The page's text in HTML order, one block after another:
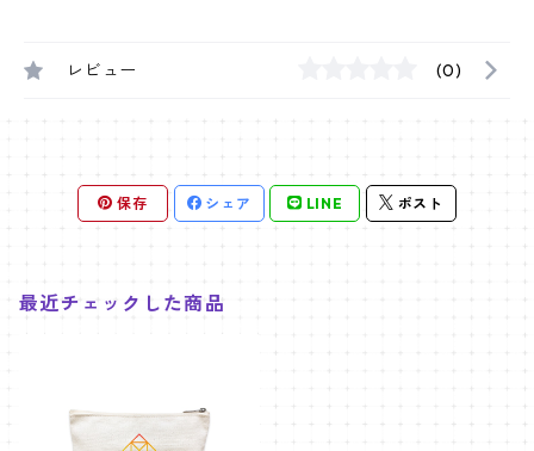
レビュー (0)
保存 シェア LINE ポスト
最近チェックした商品